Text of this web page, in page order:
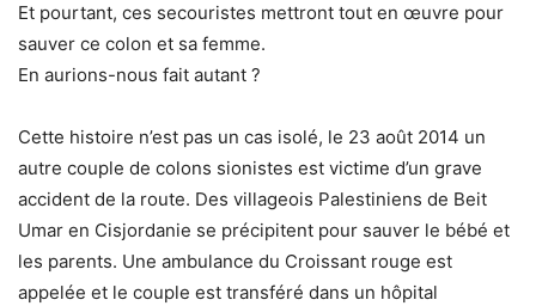
Et pourtant, ces secouristes mettront tout en œuvre pour
sauver ce colon et sa femme.
En aurions-nous fait autant ?
Cette histoire n’est pas un cas isolé, le 23 août 2014 un
autre couple de colons sionistes est victime d’un grave
accident de la route. Des villageois Palestiniens de Beit
Umar en Cisjordanie se précipitent pour sauver le bébé et
les parents. Une ambulance du Croissant rouge est
appelée et le couple est transféré dans un hôpital